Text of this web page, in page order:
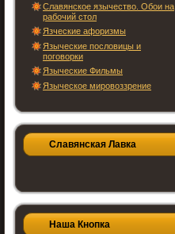
Славянское язычество. Обои на
рабочий стол
Язческие афоризмы
Языческие пословицы и
поговорки
Языческие Фильмы
Языческое мировоззрение
Славянская Лавка
Наша Кнопка